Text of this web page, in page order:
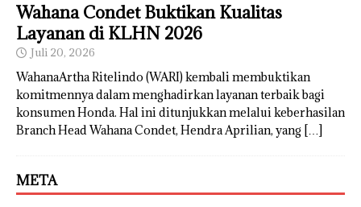
Wahana Condet Buktikan Kualitas
Layanan di KLHN 2026
Juli 20, 2026
WahanaArtha Ritelindo (WARI) kembali membuktikan
komitmennya dalam menghadirkan layanan terbaik bagi
konsumen Honda. Hal ini ditunjukkan melalui keberhasilan
Branch Head Wahana Condet, Hendra Aprilian, yang […]
META